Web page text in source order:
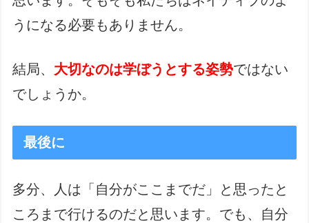
うになる必要もありません。
結局、 大切なのは学ぼうとする姿勢ではない
でしょうか。
最後に
多分、人は「自分がここまでだ」と思ったと
ころまで行けるのだと思います。でも、自分